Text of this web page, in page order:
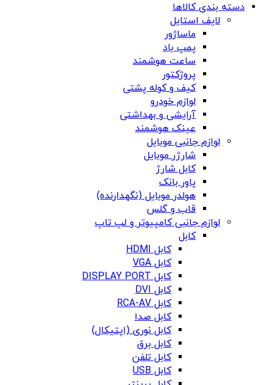
دسته بندی کالاها
لایف استایل
ماساژور
پمپ باد
ساعت هوشمند
پروژکتور
کیف و کوله پشتی
لوازم خودرو
آرایشی و بهداشتی
عینک هوشمند
لوازم جانبی موبایل
شارژر موبایل
کابل شارژ
پاور بانک
هولدر موبایل (نگهدارنده)
قاب و گلس
لوازم جانبی کامپیوتر و لپ تاپ
کابل
کابل HDMI
کابل VGA
کابل DISPLAY PORT
کابل DVI
کابل RCA-AV
کابل صدا
کابل نوری (اپتیکال)
کابل برق
کابل تلفن
کابل USB